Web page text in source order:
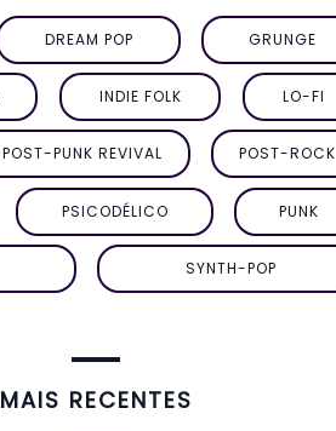
DREAM POP GRUNGE
INDIE FOLK LO-FI
POST-PUNK REVIVAL POST-ROCK
PSICODÉLICO PUNK
SYNTH-POP
MAIS RECENTES